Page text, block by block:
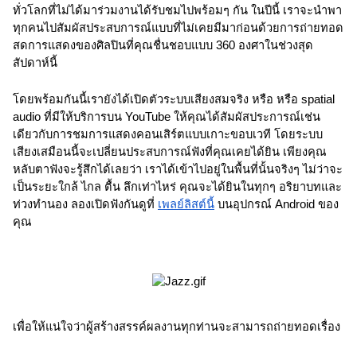
ทั่วโลกที่ไม่ได้มาร่วมงานได้รับชมไปพร้อมๆ กัน ในปีนี้ เราจะนำพา
ทุกคนไปสัมผัสประสบการณ์แบบที่ไม่เคยมีมาก่อนด้วยการถ่ายทอด
สดการแสดงของศิลปินที่คุณชื่นชอบแบบ 360 องศาในช่วงสุด
สัปดาห์นี้
โดยพร้อมกันนี้เรายังได้เปิดตัวระบบเสียงสมจริง หรือ หรือ spatial
audio ที่มีให้บริการบน YouTube ให้คุณได้สัมผัสประการณ์เช่น
เดียวกับการชมการแสดงคอนเสิร์ตแบบเกาะขอบเวที โดยระบบ
เสียงเสมือนนี้จะเปลี่ยนประสบการณ์ฟังที่คุณเคยได้ยิน เพียงคุณ
หลับตาฟังจะรู้สึกได้เลยว่า เราได้เข้าไปอยู่ในพื้นที่นั้นจริงๆ ไม่ว่าจะ
เป็นระยะใกล้ ไกล ตื้น ลึกเท่าไหร่ คุณจะได้ยินในทุกๆ อริยาบทและ
ท่วงทำนอง ลองเปิดฟังกันดูที่ เพลย์ลิสต์นี้ บนอุปกรณ์ Android ของ
คุณ
เพื่อให้แน่ใจว่าผู้สร้างสรรค์ผลงานทุกท่านจะสามารถถ่ายทอดเรื่อง